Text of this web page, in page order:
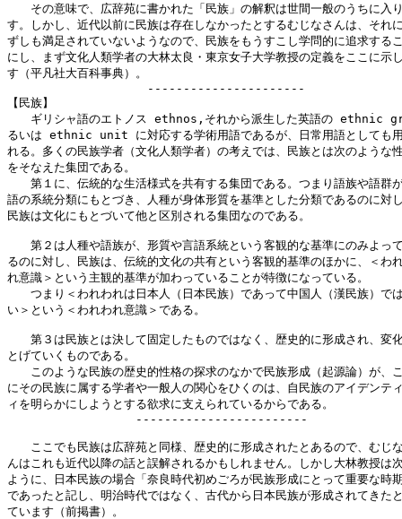
その意味で、広辞苑に書かれた「民族」の解釈は世間一般のうちに入
す。しかし、近代以前に民族は存在しなかったとするむじなさんは、それ
ずしも満足されていないようなので、民族をもうすこし学問的に追求する
にし、まず文化人類学者の大林太良・東京女子大学教授の定義をここに示
す（平凡社大百科事典）。
----------------------
【民族】
ギリシャ語のエトノス ethnos,それから派生した英語の ethnic
るいは ethnic unit に対応する学術用語であるが、日常用語としても
れる。多くの民族学者（文化人類学者）の考えでは、民族とは次のような
をそなえた集団である。
第１に、伝統的な生活様式を共有する集団である。つまり語族や語群
語の系統分類にもとづき、人種が身体形質を基準とした分類であるのに対
民族は文化にもとづいて他と区別される集団なのである。
第２は人種や語族が、形質や言語系統という客観的な基準にのみよっ
るのに対し、民族は、伝統的文化の共有という客観的基準のほかに、＜わ
れ意識＞という主観的基準が加わっていることが特徴になっている。
つまり＜われわれは日本人（日本民族）であって中国人（漢民族）で
い＞という＜われわれ意識＞である。
第３は民族とは決して固定したものではなく、歴史的に形成され、変
とげていくものである。
このような民族の歴史的性格の探求のなかで民族形成（起源論）が、
にその民族に属する学者や一般人の関心をひくのは、自民族のアイデンテ
ィを明らかにしようとする欲求に支えられているからである。
------------------------
ここでも民族は広辞苑と同様、歴史的に形成されたとあるので、むじ
んはこれも近代以降の話と誤解されるかもしれません。しかし大林教授は
ように、日本民族の場合「奈良時代初めごろが民族形成にとって重要な時
であったと記し、明治時代ではなく、古代から日本民族が形成されてきた
ています（前掲書）。